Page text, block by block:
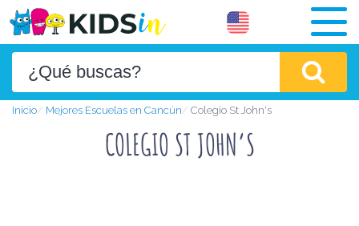
Inicio Mejores Escuelas en Cancún Colegio St John's
COLEGIO ST JOHN’S